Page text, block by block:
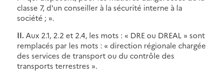
classe 7, d'un conseiller à la sécurité interne à la
société ; ».
II. Aux 2.1, 2.2 et 2.4, les mots : « DRE ou DREAL » sont
remplacés par les mots : « direction régionale chargée
des services de transport ou du contrôle des
transports terrestres ».